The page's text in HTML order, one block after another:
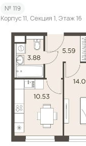
№ 119
Корпус 11, Секция 1, Этаж 16